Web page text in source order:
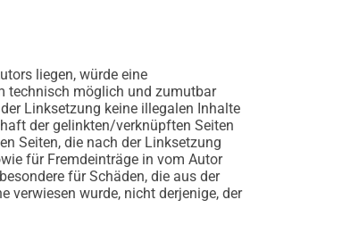
liegen, würde eine
technisch möglich und zumutbar
Linksetzung keine illegalen Inhalte
der gelinkten/verknüpften Seiten
Seiten, die nach der Linksetzung
für Fremdeinträge in vom Autor
für Schäden, die aus der
verwiesen wurde, nicht derjenige, der